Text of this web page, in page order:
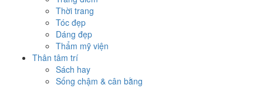
Thời trang
Tóc đẹp
Dáng đẹp
Thẩm mỹ viện
Thân tâm trí
Sách hay
Sống chậm & cân bằng